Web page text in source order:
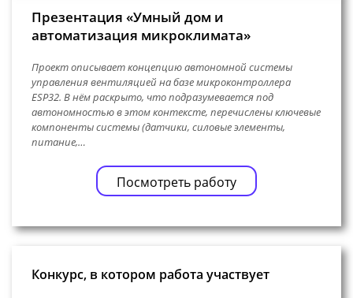
Презентация «Умный дом и
автоматизация микроклимата»
Проект описывает концепцию автономной системы
управления вентиляцией на базе микроконтроллера
ESP32. В нём раскрыто, что подразумевается под
автономностью в этом контексте, перечислены ключевые
компоненты системы (датчики, силовые элементы,
питание,…
Посмотреть работу
Конкурс, в котором работа участвует